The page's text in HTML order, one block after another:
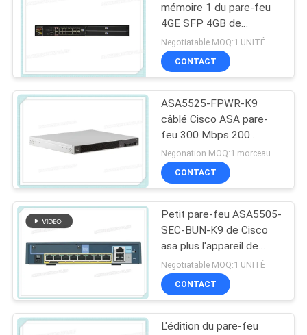
CONTRÔLE
QUALITÉ
NOUS
CONTACTER
NOUVELLES
LES
mémoire 1 du pare-feu
4GE SFP 4GB de
matériel d'USG6370-AC
Huawei USG6300 Cisco
Negotiatable MOQ:1 UNITÉ
CONTACT
ASA5525-FPWR-K9
câblé Cisco ASA pare-
feu 300 Mbps 200
interfaces virtuelles
Negonation MOQ:1 morceau
CONTACT
Petit pare-feu ASA5505-
SEC-BUN-K9 de Cisco
asa plus l'appareil de
sécurité avec des
utilisateurs d'UL de
commutateur
Negotiatable MOQ:1 UNITÉ
CONTACT
L'édition du pare-feu